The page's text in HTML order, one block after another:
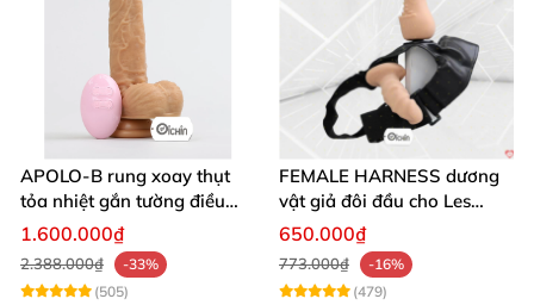
APOLO-B rung xoay thụt
tỏa nhiệt gắn tường điều
khiển từ xa đa chế độ
1.600.000₫
2.388.000₫
-33%
(505)
FEMALE HARNESS dương
vật giả đôi đầu cho Les
massage cực sướng
650.000₫
773.000₫
-16%
(479)